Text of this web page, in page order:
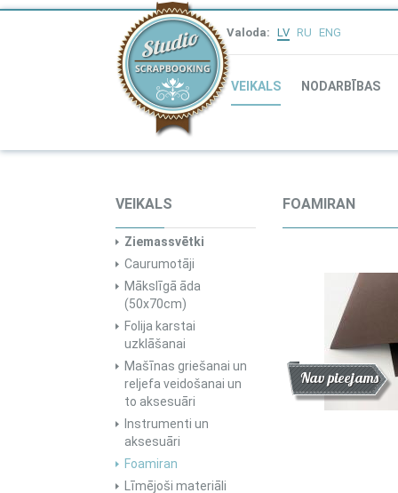
Valoda: LV RU ENG
VEIKALS NODARBĪBAS
VEIKALS
Ziemassvētki
Caurumotāji
Mākslīgā āda
(50x70cm)
Folija karstai
uzklāšanai
Mašīnas griešanai un
reljefa veidošanai un
to aksesuāri
Instrumenti un
aksesuāri
Foamiran
Līmējoši materiāli
FOAMIRAN
Atlaide
Jaunums
Nav pieejams